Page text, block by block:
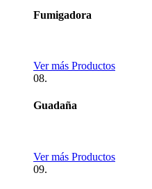
Fumigadora
Ver más Productos
08.
Guadaña
Ver más Productos
09.